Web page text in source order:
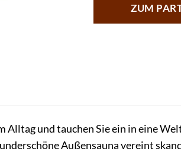
ZUM
Alltag und tauchen Sie ein in eine
Außensauna vereint